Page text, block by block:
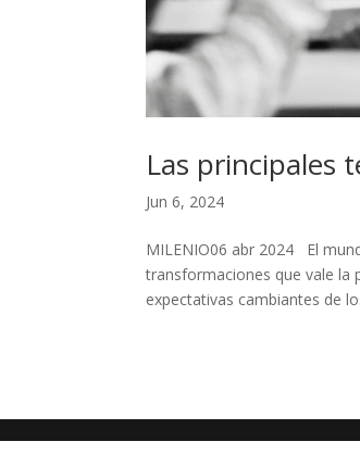
Las principales
Jun 6, 2024
MILENIO06 abr 2024 El
transformaciones que vale la
expectativas cambiantes de